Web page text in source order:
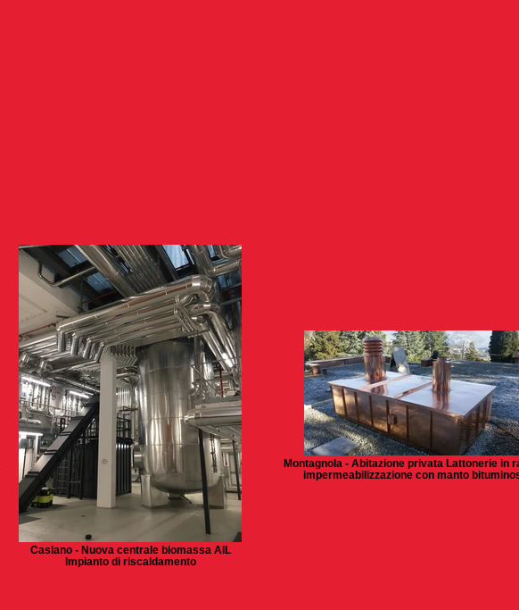
Caslano - Nuova centrale biomassa AIL
Impianto di riscaldamento
Montagnola - Abitazione privata Lattonerie in
impermeabilizzazione con manto